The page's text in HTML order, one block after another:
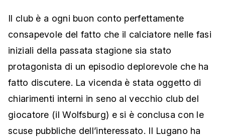
Il club è a ogni buon conto perfettamente
consapevole del fatto che il calciatore nelle fasi
iniziali della passata stagione sia stato
protagonista di un episodio deplorevole che ha
fatto discutere. La vicenda è stata oggetto di
chiarimenti interni in seno al vecchio club del
giocatore (il Wolfsburg) e si è conclusa con le
scuse pubbliche dell’interessato. Il Lugano ha